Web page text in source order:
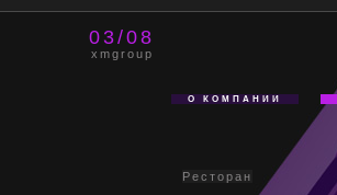
03/08
xmgroup
О КОМПАНИИ
Ресторан